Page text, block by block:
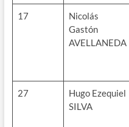
17
Nicolás
Gastón
AVELLANEDA
27
Hugo Ezequiel
SILVA